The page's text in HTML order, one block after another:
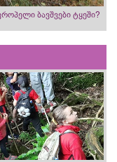
ბავშვები ტყეში?